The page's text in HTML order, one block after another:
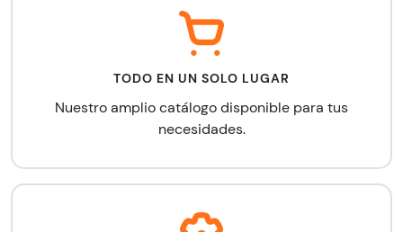
TODO EN UN SOLO LUGAR
Nuestro amplio catálogodisponible para tus
necesidades.